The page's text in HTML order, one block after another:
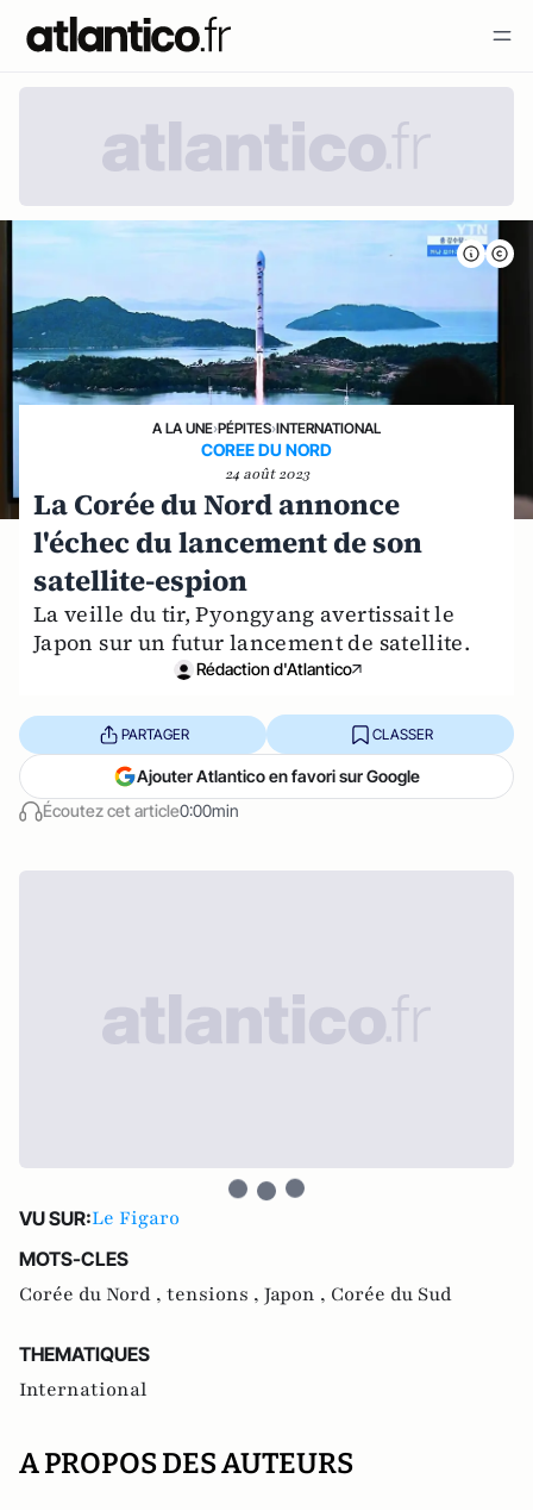
A LA UNE›PÉPITES›INTERNATIONAL
COREE DU NORD
24 août 2023
La Corée du Nord annonce
l'échec du lancement de son
satellite-espion
La veille du tir, Pyongyang avertissait le
Japon sur un futur lancement de satellite.
Rédaction d'Atlantico
Écoutez cet article0:00min
PARTAGER CLASSER
Ajouter Atlantico en favori sur Google
VU SUR:Le Figaro
MOTS-CLES
Corée du Nord , tensions , Japon , Corée du Sud
THEMATIQUES
International
A PROPOS DES AUTEURS